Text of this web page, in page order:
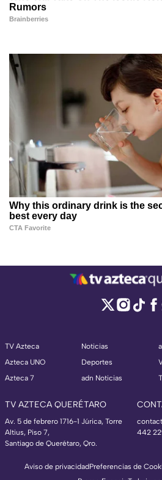
TV Azteca
Azteca UNO
Azteca 7
Noticias
Deportes
adn Noticias
TV AZTECA QUERÉTARO
Av. 5 de febrero 1716-1 Júrica, Torre
Altius, Piso 7,
Santiago de Querétaro, Qro.
442
Aviso de privacidadPreferencias de